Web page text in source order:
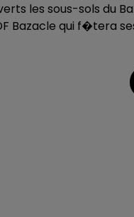
les sous-sols du
Bazacle qui f�tera